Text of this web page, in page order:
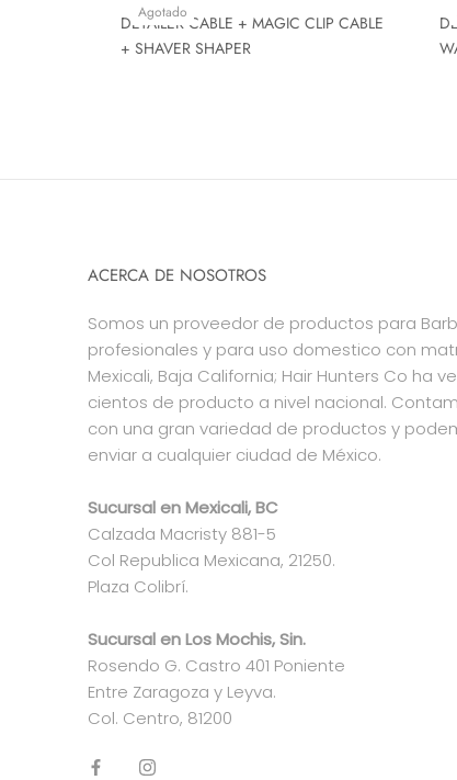
Agotado
DETAILER CABLE + MAGIC CLIP CABLE
+ SHAVER SHAPER
ACERCA DE NOSOTROS
Somos un proveedor de productos para
profesionales y para uso domestico con
Mexicali, Baja California; Hair Hunters Co ha
cientos de producto a nivel nacional.
con una gran variedad de productos y
enviar a cualquier ciudad de México.
Sucursal en Mexicali, BC
Calzada Macristy 881-5
Col Republica Mexicana, 21250.
Plaza Colibrí.
Sucursal en Los Mochis, Sin.
Rosendo G. Castro 401 Poniente
Entre Zaragoza y Leyva.
Col. Centro, 81200